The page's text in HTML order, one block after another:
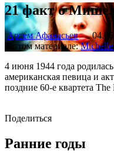
21 факт о
Артем Афанасьев
В этом материале:
4 июня 1944 года
американская певица и
поздние 60-е квартета The
Поделиться
Ранние годы